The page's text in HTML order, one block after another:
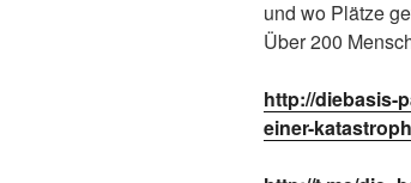
und wo Plätze
Über 200
http://diebasis-
einer-